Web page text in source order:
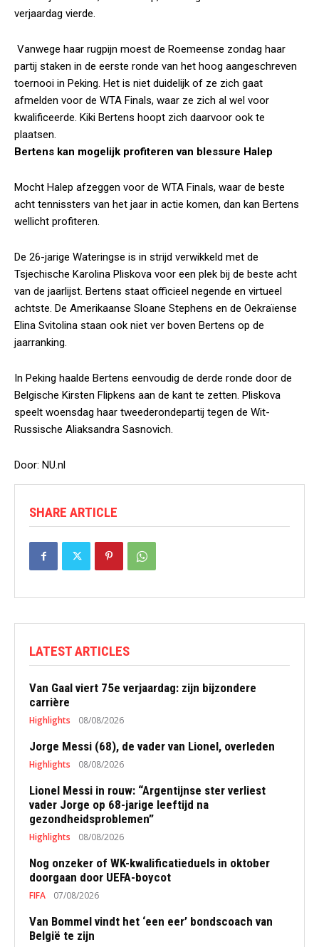
verjaardag vierde.
Vanwege haar rugpijn moest de Roemeense zondag haar
partij staken in de eerste ronde van het hoog aangeschreven
toernooi in Peking. Het is niet duidelijk of ze zich gaat
afmelden voor de WTA Finals, waar ze zich al wel voor
kwalificeerde. Kiki Bertens hoopt zich daarvoor ook te
plaatsen.
Bertens kan mogelijk profiteren van blessure Halep
Mocht Halep afzeggen voor de WTA Finals, waar de beste
acht tennissters van het jaar in actie komen, dan kan Bertens
wellicht profiteren.
De 26-jarige Wateringse is in strijd verwikkeld met de
Tsjechische Karolina Pliskova voor een plek bij de beste acht
van de jaarlijst. Bertens staat officieel negende en virtueel
achtste. De Amerikaanse Sloane Stephens en de Oekraïense
Elina Svitolina staan ook niet ver boven Bertens op de
jaarranking.
In Peking haalde Bertens eenvoudig de derde ronde door de
Belgische Kirsten Flipkens aan de kant te zetten. Pliskova
speelt woensdag haar tweederondepartij tegen de Wit-
Russische Aliaksandra Sasnovich.
Door: NU.nl
SHARE ARTICLE
LATEST ARTICLES
Van Gaal viert 75e verjaardag: zijn bijzondere
carrière
Highlights 08/08/2026
Jorge Messi (68), de vader van Lionel, overleden
Highlights 08/08/2026
Lionel Messi in rouw: “Argentijnse ster verliest
vader Jorge op 68-jarige leeftijd na
gezondheidsproblemen”
Highlights 08/08/2026
Nog onzeker of WK-kwalificatieduels in oktober
doorgaan door UEFA-boycot
FIFA 07/08/2026
Van Bommel vindt het ‘een eer’ bondscoach van
België te zijn